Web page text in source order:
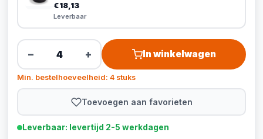
€18,13
Leverbaar
− + In winkelwagen
Min. bestelhoeveelheid: 4 stuks
Toevoegen aan favorieten
Leverbaar: levertijd 2-5 werkdagen